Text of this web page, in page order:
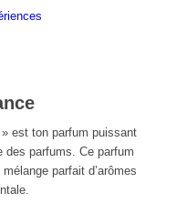
est ton parfum puissant
des parfums. Ce parfum
parfait d’arômes